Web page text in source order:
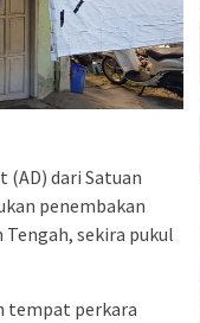
dari Satuan
penembakan
Tengah, sekira pukul
tempat perkara